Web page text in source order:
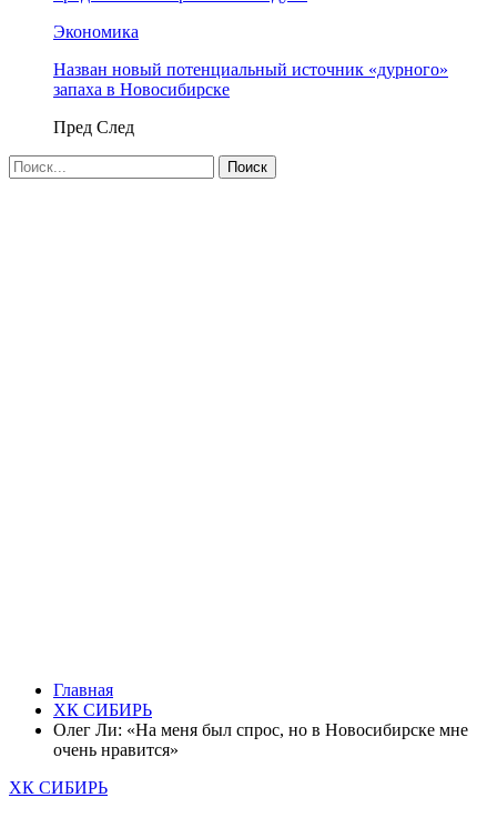
Экономика
Назван новый потенциальный источник «дурного»
запаха в Новосибирске
Пред След
Главная
ХК СИБИРЬ
Олег Ли: «На меня был спрос, но в Новосибирске мне
очень нравится»
ХК СИБИРЬ